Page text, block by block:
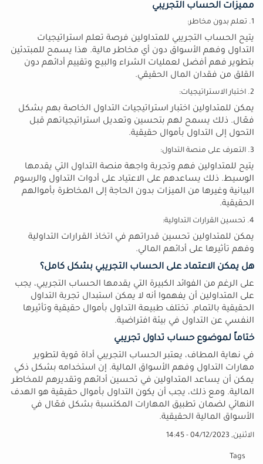
مميزات الحساب التجريبي
1. تعلم بدون مخاطر:
يتيح الحساب التجريبي للمتداولين فرصة تعلم استراتيجيات
التداول وفهم الأسواق دون أي مخاطر مالية. هذا يسمح للمبتدئين
بتطوير فهم أفضل لعمليات الشراء والبيع وتقييم أدائهم دون
القلق من فقدان المال الحقيقي.
2. اختبار الاستراتيجيات:
يمكن للمتداولين اختبار استراتيجيات التداول الخاصة بهم بشكل
فعّال. ذلك يسمح لهم بتحسين وتعديل استراتيجياتهم قبل
التحول إلى التداول بأموال حقيقية.
3. التعرف على منصة التداول:
يتيح للمتداولين فهم وتجربة واجهة منصة التداول التي يقدمها
الوسيط. ذلك يساعدهم على الاعتياد على أدوات التداول والرسوم
البيانية وغيرها من الميزات بدون الحاجة إلى المخاطرة بأموالهم
الحقيقية.
4. تحسين القرارات التداولية:
يمكن للمتداولين تحسين قدراتهم في اتخاذ القرارات التداولية
وفهم تأثيرها على أدائهم المالي.
هل يمكن الاعتماد على الحساب التجريبي بشكل كامل؟
على الرغم من الفوائد الكبيرة التي يقدمها الحساب التجريبي، يجب
على المتداولين أن يفهموا أنه لا يمكن استبدال تجربة التداول
الحقيقية بالتمام. تختلف طبيعة التداول بأموال حقيقية وتأثيرها
النفسي عن التداول في بيئة افتراضية.
ختاماً لموضوع حساب تداول تجريبي
في نهاية المطاف، يعتبر الحساب التجريبي أداة قوية لتطوير
مهارات التداول وفهم الأسواق المالية. إن استخدامه بشكل ذكي
يمكن أن يساعد المتداولين في تحسين أدائهم وتقديرهم للمخاطر
المالية. ومع ذلك، يجب أن يكون التداول بأموال حقيقية هو الهدف
النهائي لضمان تطبيق المهارات المكتسبة بشكل فعّال في
الأسواق المالية الحقيقية.
الاثنين, 04/12/2023 - 14:45
Tags